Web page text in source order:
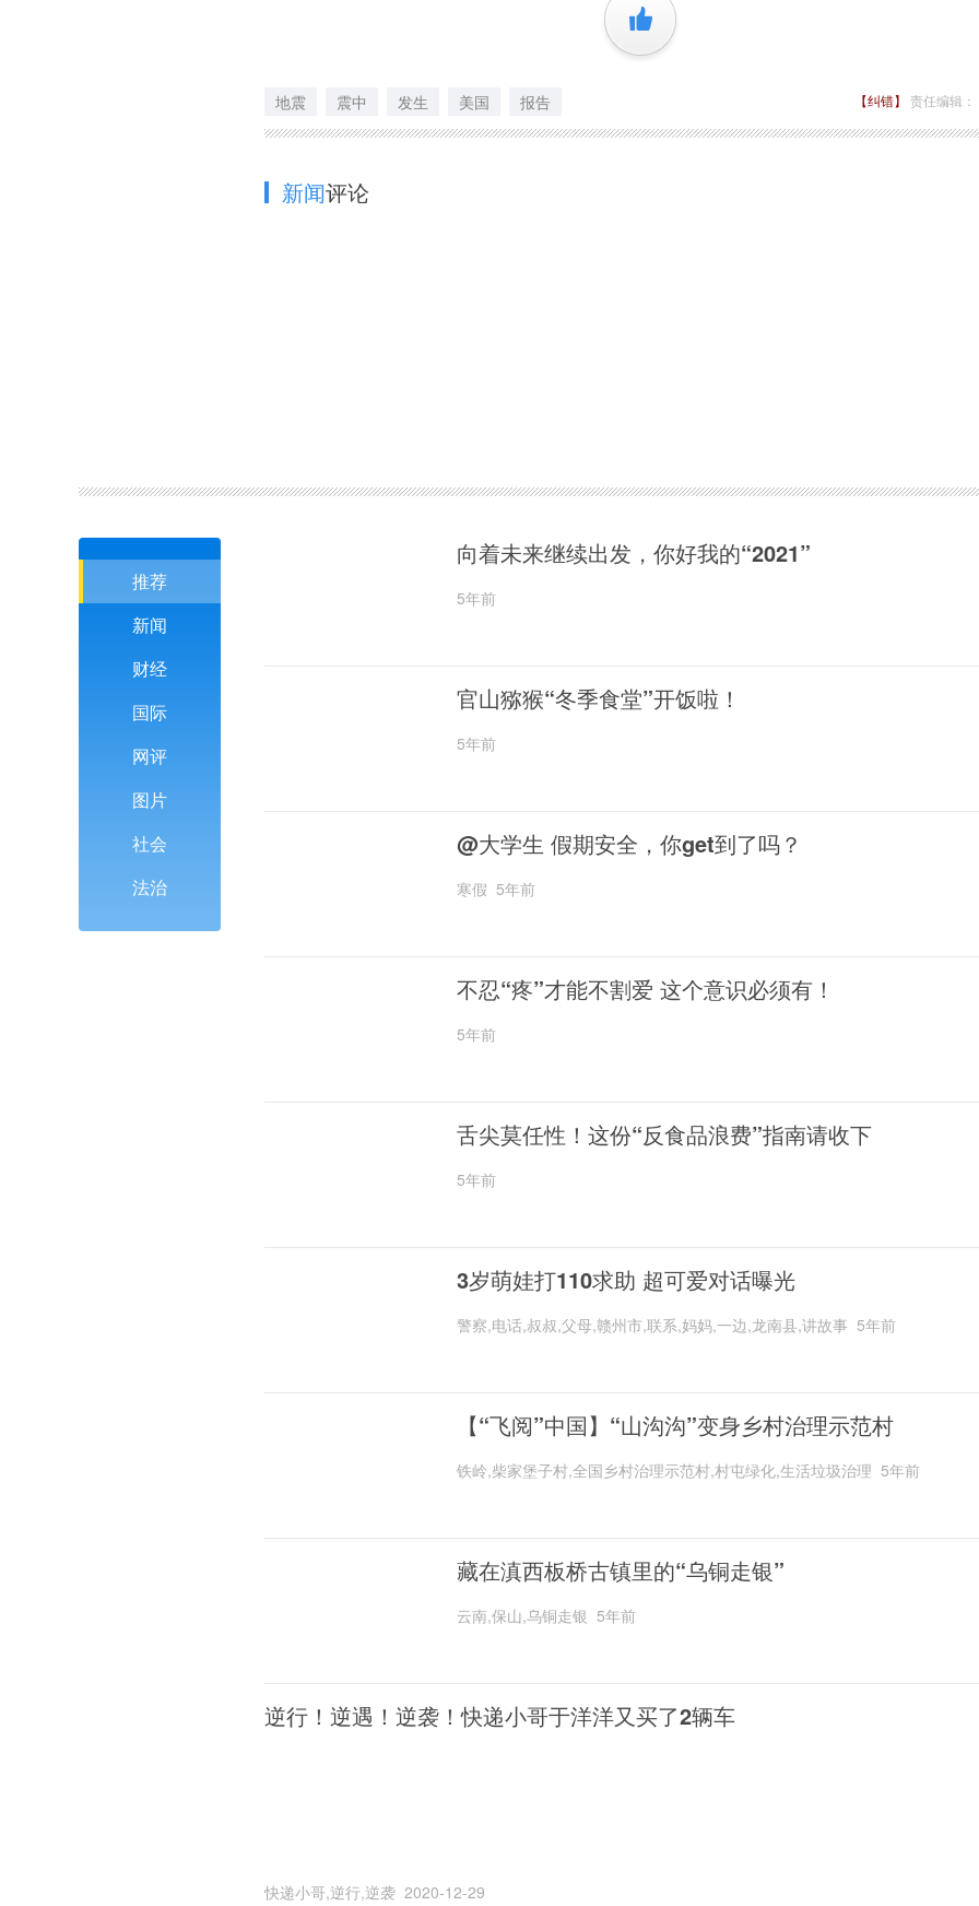
+1
地震 震中 发生 美国 报告 【纠错】 责任编辑
新闻评论
推荐
新闻
财经
国际
网评
图片
社会
法治
向着未来继续出发，你好我的“2021”
5年前
官山猕猴“冬季食堂”开饭啦！
5年前
@大学生 假期安全，你get到了吗？
寒假 5年前
不忍“疼”才能不割爱 这个意识必须有！
5年前
舌尖莫任性！这份“反食品浪费”指南请收下
5年前
3岁萌娃打110求助 超可爱对话曝光
警察,电话,叔叔,父母,赣州市,联系,妈妈,一边,龙南县,讲故事 5年前
【“飞阅”中国】“山沟沟”变身乡村治理示范村
铁岭,柴家堡子村,全国乡村治理示范村,村屯绿化,生活垃圾治理 5年前
藏在滇西板桥古镇里的“乌铜走银”
云南,保山,乌铜走银 5年前
逆行！逆遇！逆袭！快递小哥于洋洋又买了2辆车
快递小哥,逆行,逆袭 2020-12-29